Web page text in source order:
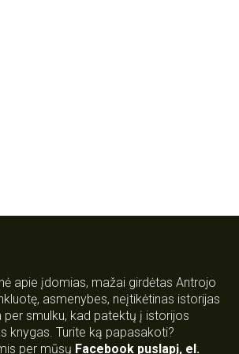
apie įdomias, mažai girdėtas Antrojo
asmenybes, neįtikėtinas istorijas
per smulku, kad patektų į istorijos
knygas. Turite ką papasakoti?
per mūsų Facebook puslapį, el.